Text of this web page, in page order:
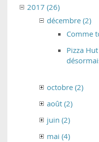
2017 (26)
décembre (2)
Comme
Pizza
octobre (2)
août (2)
juin (2)
mai (4)